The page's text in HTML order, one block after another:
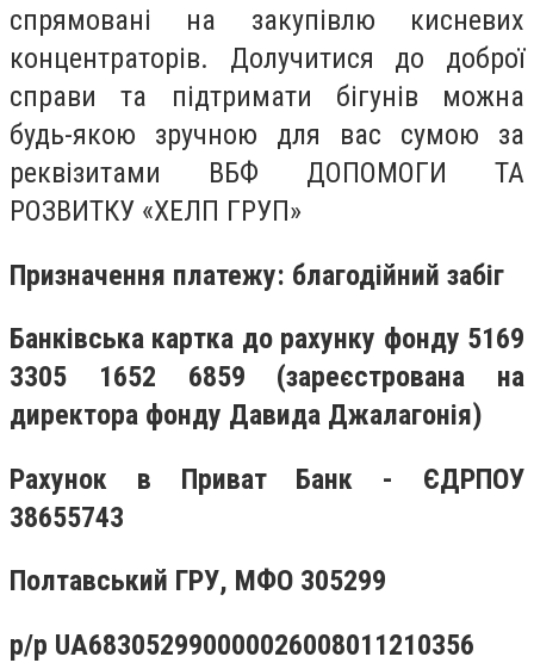
спрямовані на закупівлю кисневих
концентраторів. Долучитися до доброї
справи та підтримати бігунів можна
будь-якою зручною для вас сумою за
реквізитами ВБФ ДОПОМОГИ ТА
РОЗВИТКУ «ХЕЛП ГРУП»
Призначення платежу: благодійний забіг
Банківська картка до рахунку фонду 5169
3305 1652 6859 (зареєстрована на
директора фонду Давида Джалагонія)
Рахунок в Приват Банк - ЄДРПОУ
38655743
Полтавський ГРУ, МФО 305299
р/р UA683052990000026008011210356